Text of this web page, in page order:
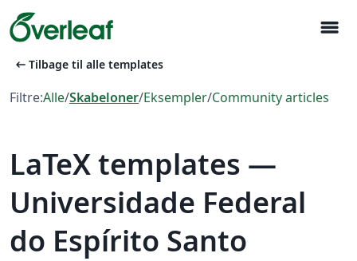
menu
arrow_left_alt Tilbage til alle templates
Filtre:Alle/Skabeloner/Eksempler/Community articles
LaTeX templates —
Universidade Federal
do Espírito Santo